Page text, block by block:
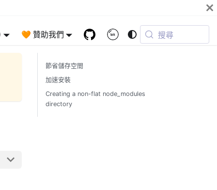
🧡 贊助我們 搜尋
節省儲存空間
加速安裝
Creating a non-flat node_modules
directory